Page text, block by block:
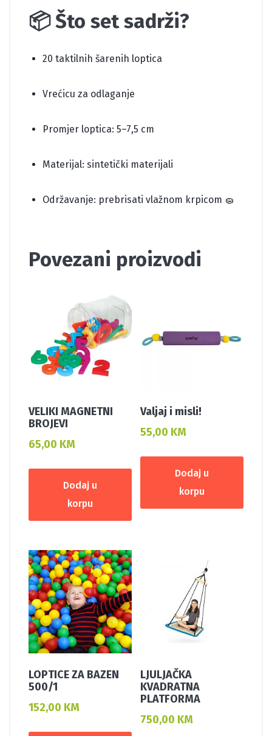
📦 Što set sadrži?
20 taktilnih šarenih loptica
Vrećicu za odlaganje
Promjer loptica: 5–7,5 cm
Materijal: sintetički materijali
Održavanje: prebrisati vlažnom krpicom 🧽
Povezani proizvodi
VELIKI MAGNETNI
BROJEVI
65,00 KM
Dodaj u
korpu
Valjaj i misli!
55,00 KM
Dodaj u
korpu
LOPTICE ZA BAZEN
500/1
152,00 KM
LJULJAČKA
KVADRATNA
PLATFORMA
750,00 KM